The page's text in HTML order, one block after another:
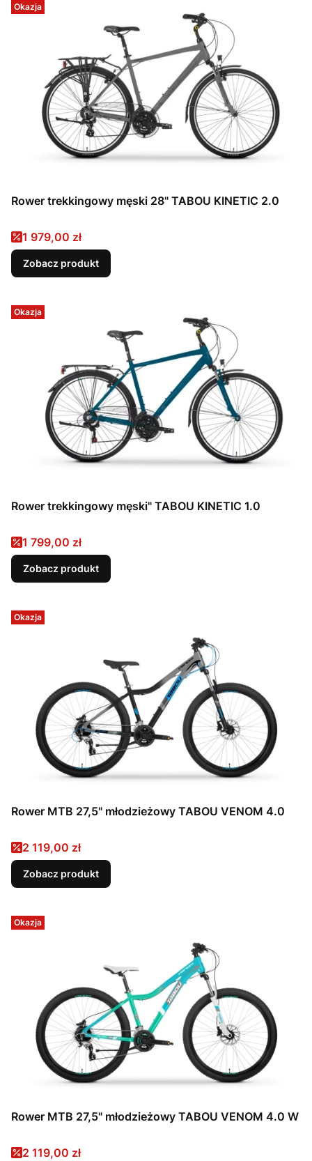
Okazja
Rower trekkingowy męski 28" TABOU KINETIC 2.0
Cena promocyjna
1 979,00 zł
Zobacz produkt
Okazja
Rower trekkingowy męski" TABOU KINETIC 1.0
Cena promocyjna
1 799,00 zł
Zobacz produkt
Okazja
Rower MTB 27,5" młodzieżowy TABOU VENOM 4.0
Cena promocyjna
2 119,00 zł
Zobacz produkt
Okazja
Rower MTB 27,5" młodzieżowy TABOU VENOM 4.0 W
Cena promocyjna
2 119,00 zł